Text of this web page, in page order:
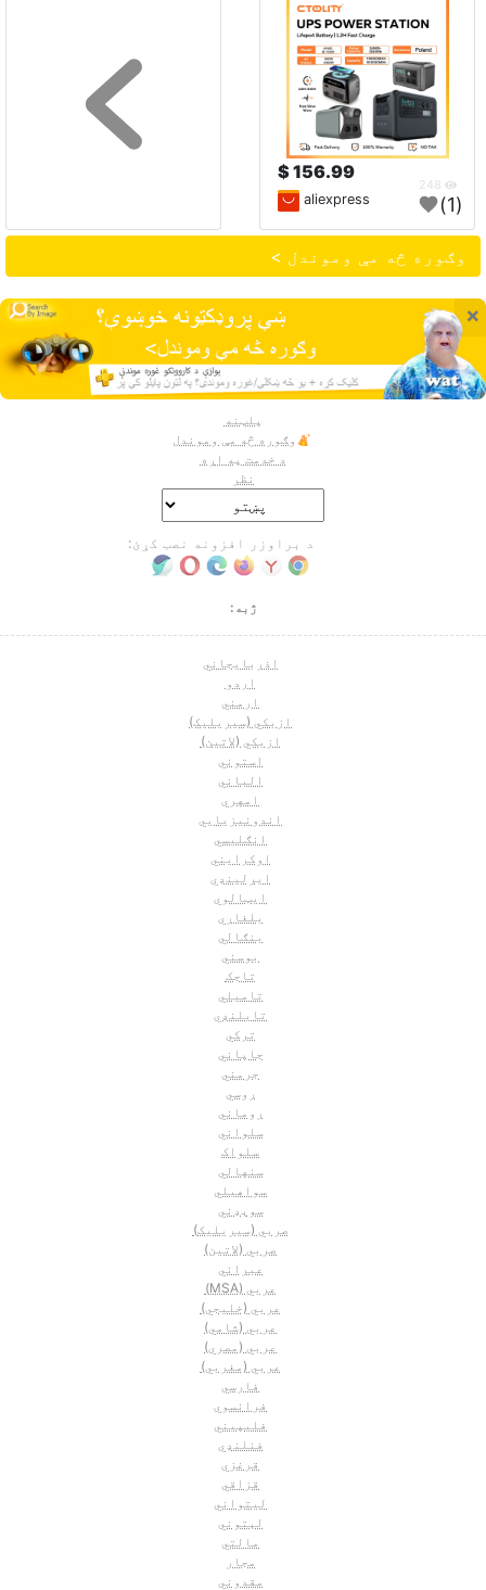
156.99 $
aliexpress (1)
وګوره څه مې وموندل >
×
پلټنه
وګوره څه مې وموندل
د خدمت په اړه
نظر
د براوزر افزونه نصب کړئ:
ژبه:
اذربايجاني
اردو
ارمني
ازبکي (سيريليک)
ازبکي (لاتین)
استوني
الباني
امهري
اندونیزیایي
انګلیسي
اوکرايني
ايرلینډي
ايټالوي
بلغاري
بنګالي
بوسني
تاجک
تاميلي
تايلنډي
ترکي
جاپاني
جرمني
روسي
روماني
سلواني
سلواک
سنهالي
سواهیلي
سوېډني
صربي (سيريليک)
صربي (لاتين)
عبراني
عربي (MSA)
عربي (خليجي)
عربي (شامي)
عربي (مصري)
عربي (مغربي)
فارسي
فرانسوي
فليپيني
فنلنډي
قرغزي
قزاقي
ليتواني
لېتوني
مالتي
مجار
مقدوني